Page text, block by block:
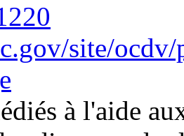
site/
à l'aide